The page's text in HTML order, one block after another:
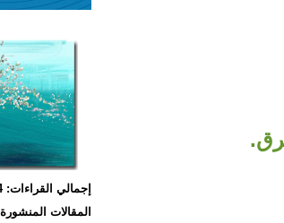
إجمالي القراءات: 2,058,594
المقالات المنشورة: